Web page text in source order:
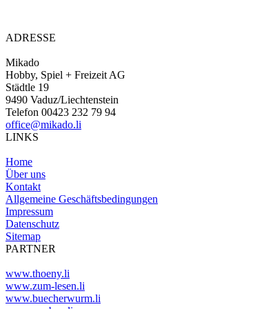
ADRESSE
Mikado
Hobby, Spiel + Freizeit AG
Städtle 19
9490 Vaduz/Liechtenstein
Telefon 00423 232 79 94
office@mikado.li
LINKS
Home
Über uns
Kontakt
Allgemeine Geschäftsbedingungen
Impressum
Datenschutz
Sitemap
PARTNER
www.thoeny.li
www.zum-lesen.li
www.buecherwurm.li